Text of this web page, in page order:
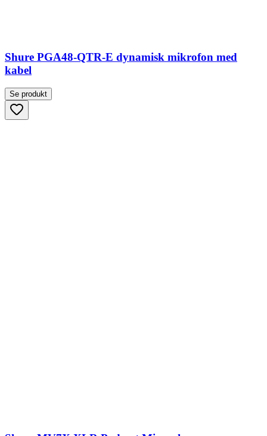
Shure PGA48-QTR-E dynamisk mikrofon med
kabel
Se produkt